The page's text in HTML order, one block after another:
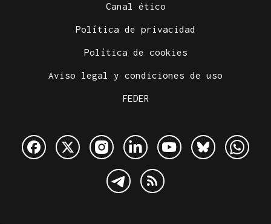
Canal ético
Política de privacidad
Política de cookies
Aviso legal y condiciones de uso
FEDER